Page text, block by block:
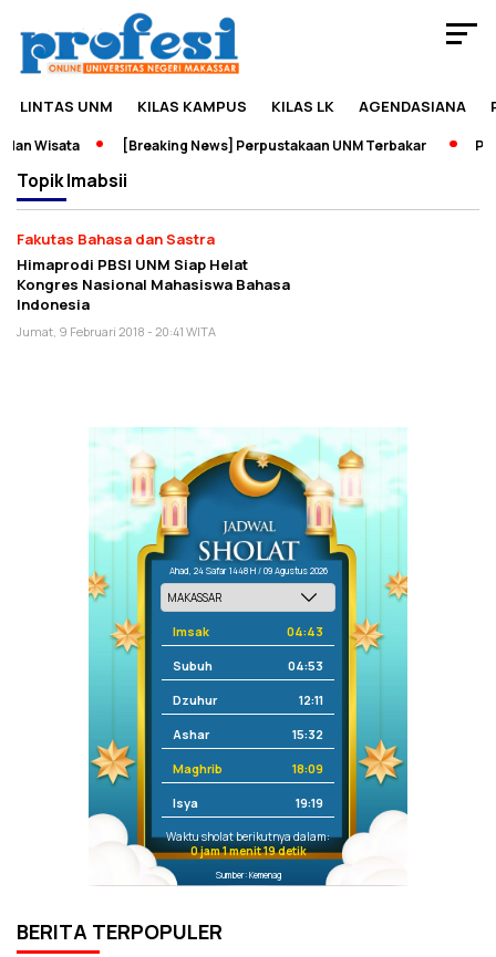
LINTAS UNM KILAS KAMPUS KILAS LK AGENDASIANA
Wisata [Breaking News] Perpustakaan UNM Terbakar
TopikImabsii
Fakutas Bahasa dan Sastra
Himaprodi PBSI UNM Siap Helat
Kongres Nasional Mahasiswa Bahasa
Indonesia
Jumat, 9 Februari 2018 - 20:41 WITA
Ahad, 24 Safar 1448 H / 09 Agustus 2026
Imsak 04:43
Subuh 04:53
Dzuhur 12:11
Ashar 15:32
Maghrib 18:09
Isya 19:19
Waktu sholat berikutnya dalam:
0 jam 1 menit 19 detik
Sumber: Kemenag
BERITA TERPOPULER